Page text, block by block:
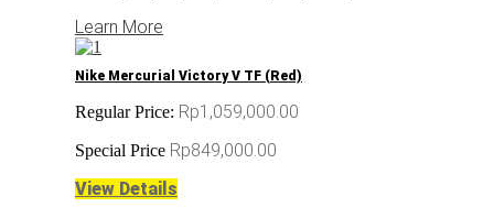
Learn More
Nike Mercurial Victory V TF (Red)
Regular Price: Rp1,059,000.00
Special Price Rp849,000.00
View Details